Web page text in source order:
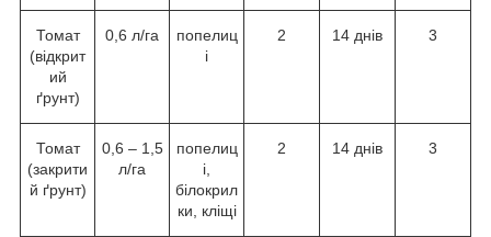
Томат
(відкрит
ий
ґрунт)
0,6 л/га
попелиц
і
2 14 днів 3
Томат
(закрити
й ґрунт)
0,6 – 1,5
л/га
попелиц
і,
білокрил
ки, кліщі
2 14 днів 3